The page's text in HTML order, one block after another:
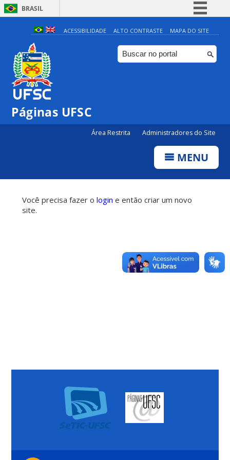
BRASIL
Simplifique!
Comunica BR
Participe
ACESSIBILIDADE ALTO CONTRASTE MAPA DO SITE
Páginas UFSC
Área Restrita Administradores do Site
MENU
Você precisa fazer o login e então criar um novo
site.